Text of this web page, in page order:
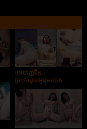
បងបាញ់ទឹក
ចូលកាដួយអូនមកបង